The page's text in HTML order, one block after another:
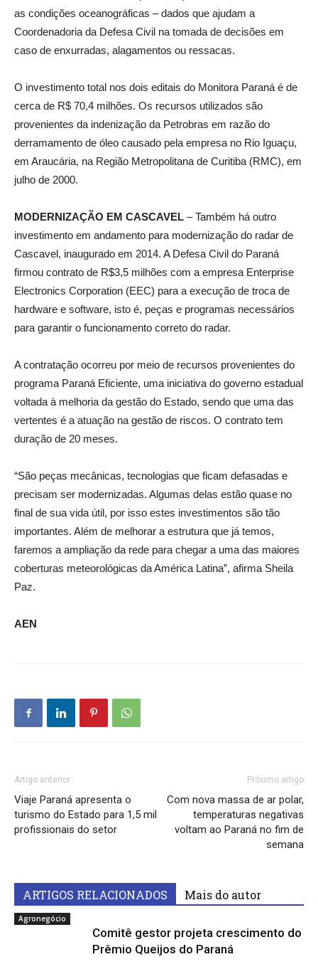
as condições oceanográficas – dados que ajudam a
Coordenadoria da Defesa Civil na tomada de decisões em
caso de enxurradas, alagamentos ou ressacas.
O investimento total nos dois editais do Monitora Paraná é de
cerca de R$ 70,4 milhões. Os recursos utilizados são
provenientes da indenização da Petrobras em razão do
derramamento de óleo causado pela empresa no Rio Iguaçu,
em Araucária, na Região Metropolitana de Curitiba (RMC), em
julho de 2000.
MODERNIZAÇÃO EM CASCAVEL – Também há outro
investimento em andamento para modernização do radar de
Cascavel, inaugurado em 2014. A Defesa Civil do Paraná
firmou contrato de R$3,5 milhões com a empresa Enterprise
Electronics Corporation (EEC) para a execução de troca de
hardware e software, isto é, peças e programas necessários
para garantir o funcionamento correto do radar.
A contratação ocorreu por meio de recursos provenientes do
programa Paraná Eficiente, uma iniciativa do governo estadual
voltada à melhoria da gestão do Estado, sendo que uma das
vertentes é a atuação na gestão de riscos. O contrato tem
duração de 20 meses.
“São peças mecânicas, tecnologias que ficam defasadas e
precisam ser modernizadas. Algumas delas estão quase no
final de sua vida útil, por isso estes investimentos são tão
importantes. Além de melhorar a estrutura que já temos,
faremos a ampliação da rede para chegar a uma das maiores
coberturas meteorológicas da América Latina”, afirma Sheila
Paz.
AEN
Artigo anterior
Viaje Paraná apresenta o
turismo do Estado para 1,5 mil
profissionais do setor
Próximo artigo
Com nova massa de ar polar,
temperaturas negativas
voltam ao Paraná no fim de
semana
ARTIGOS RELACIONADOS Mais do autor
Agronegócio
Comitê gestor projeta crescimento do
Prêmio Queijos do Paraná